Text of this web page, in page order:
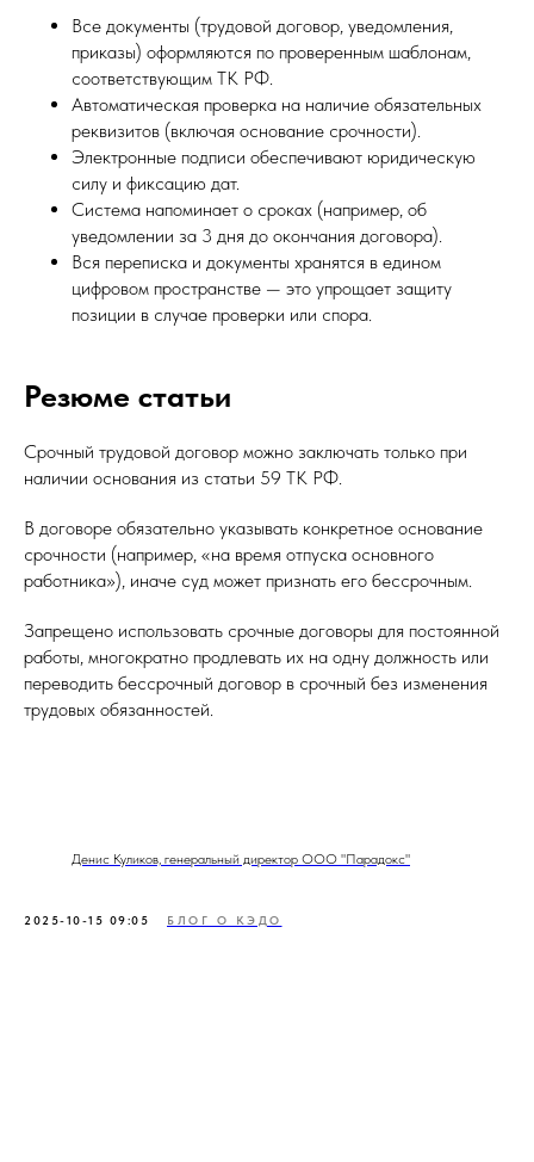
Все документы (трудовой договор, уведомления,
приказы) оформляются по проверенным шаблонам,
соответствующим ТК РФ.
Автоматическая проверка на наличие обязательных
реквизитов (включая основание срочности).
Электронные подписи обеспечивают юридическую
силу и фиксацию дат.
Система напоминает о сроках (например, об
уведомлении за 3 дня до окончания договора).
Вся переписка и документы хранятся в едином
цифровом пространстве — это упрощает защиту
позиции в случае проверки или спора.
Резюме статьи
Срочный трудовой договор можно заключать только при
наличии основания из статьи 59 ТК РФ.
В договоре обязательно указывать конкретное основание
срочности (например, «на время отпуска основного
работника»), иначе суд может признать его бессрочным.
Запрещено использовать срочные договоры для постоянной
работы, многократно продлевать их на одну должность или
переводить бессрочный договор в срочный без изменения
трудовых обязанностей.
Денис Куликов, генеральный директор ООО "Парадокс"
2025-10-15 09:05 БЛОГ О КЭДО